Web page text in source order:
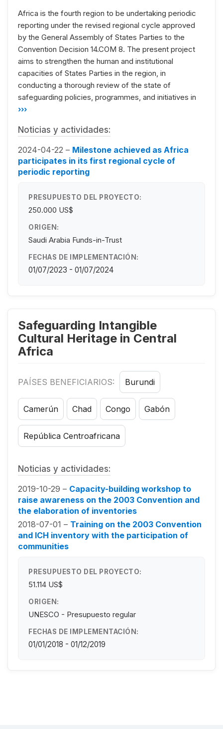
Africa is the fourth region to be undertaking periodic
reporting under the revised regional cycle approved
by the General Assembly of States Parties to the
Convention Decision 14.COM 8. The present project
aims to strengthen the human and institutional
capacities of States Parties in the region, in
conducting a thorough review of the state of
safeguarding policies, programmes, and initiatives in
›››
Noticias y actividades:
2024-04-22 – Milestone achieved as Africa
participates in its first regional cycle of
periodic reporting
PRESUPUESTO DEL PROYECTO:
250.000 US$
ORIGEN:
Saudi Arabia Funds-in-Trust
FECHAS DE IMPLEMENTACIÓN:
01/07/2023 - 01/07/2024
Safeguarding Intangible
Cultural Heritage in Central
Africa
PAÍSES BENEFICIARIOS: Burundi
Camerún Chad Congo Gabón
República Centroafricana
Noticias y actividades:
2019-10-29 – Capacity-building workshop to
raise awareness on the 2003 Convention and
the elaboration of inventories
2018-07-01 – Training on the 2003 Convention
and ICH inventory with the participation of
communities
PRESUPUESTO DEL PROYECTO:
51.114 US$
ORIGEN:
UNESCO - Presupuesto regular
FECHAS DE IMPLEMENTACIÓN:
01/01/2018 - 01/12/2019